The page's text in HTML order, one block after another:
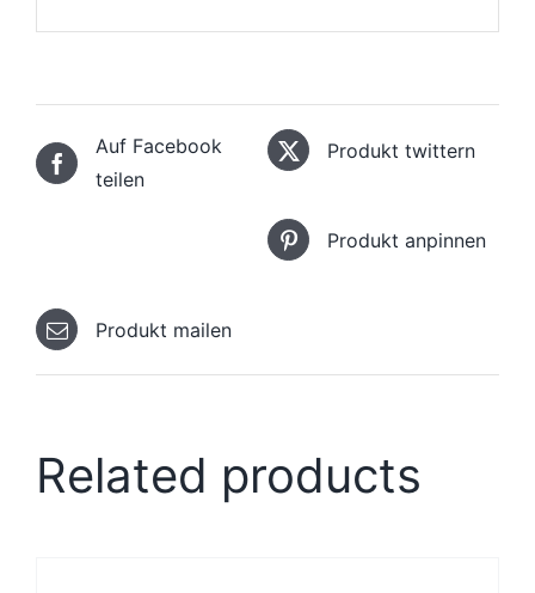
Auf Facebook
teilen
Produkt twittern
Produkt anpinnen
Produkt mailen
Related products